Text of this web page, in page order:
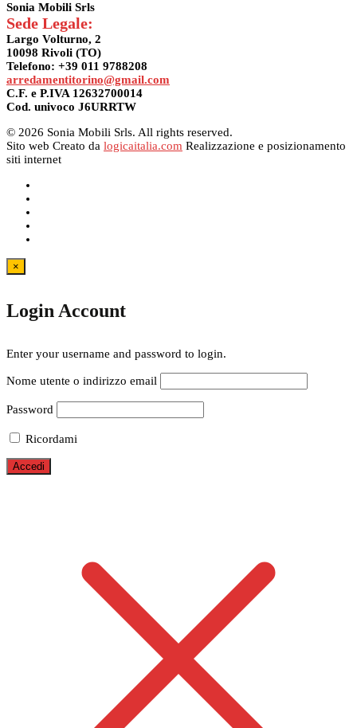
Sonia Mobili Srls
Sede Legale:
Largo Volturno, 2
10098 Rivoli (TO)
Telefono: +39 011 9788208
arredamentitorino@gmail.com
C.F. e P.IVA 12632700014
Cod. univoco J6URRTW
© 2026 Sonia Mobili Srls. All rights reserved.
Sito web Creato da logicaitalia.com Realizzazione e posizionamento
siti internet
×
Login Account
Enter your username and password to login.
Nome utente o indirizzo email
Password
Ricordami